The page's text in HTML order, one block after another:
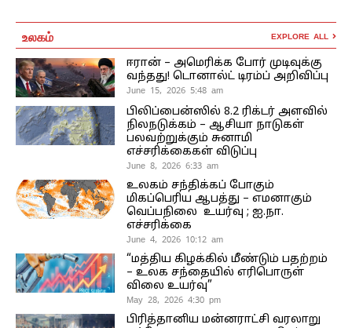
உலகம் EXPLORE ALL
ஈரான் – அமெரிக்க போர் முடிவுக்கு
வந்தது! டொனால்ட் டிரம்ப் அறிவிப்பு
June 15, 2026 5:48 am
பிலிப்பைன்ஸில் 8.2 ரிக்டர் அளவில்
நிலநடுக்கம் – ஆசியா நாடுகள்
பலவற்றுக்கும் சுனாமி
எச்சரிக்கைகள் விடுப்பு
June 8, 2026 6:33 am
உலகம் சந்திக்கப் போகும்
மிகப்பெரிய ஆபத்து – எமனாகும்
வெப்பநிலை உயர்வு ; ஐ.நா.
எச்சரிக்கை
June 4, 2026 10:12 am
“மத்திய கிழக்கில் மீண்டும் பதற்றம்
– உலக சந்தையில் எரிபொருள்
விலை உயர்வு”
May 28, 2026 4:30 pm
பிரித்தானிய மன்னராட்சி வரலாறு